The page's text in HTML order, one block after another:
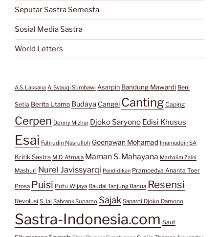
Seputar Sastra Semesta
Sosial Media Sastra
World Letters
A.S. Laksana A. Syauqi Sumbawi Asarpin Bandung Mawardi Beni
Setia Berita Utama Budaya Cangel Canting Caping
Cerpen Denny Mizhar Djoko Saryono Edisi Khusus
Esai Fahrudin Nasrulloh Goenawan Mohamad Imamuddin SA
Kritik Sastra M.D. Atmaja Maman S. Mahayana Marhalim Zaini
Mashuri Nurel Javissyarqi Pendidikan Pramoedya Ananta Toer
Prosa Puisi Putu Wijaya Raudal Tanjung Banua Resensi
Revolusi S. Jai Sabrank Suparno Sajak Sapardi Djoko Damono
Sastra-Indonesia.com Saut